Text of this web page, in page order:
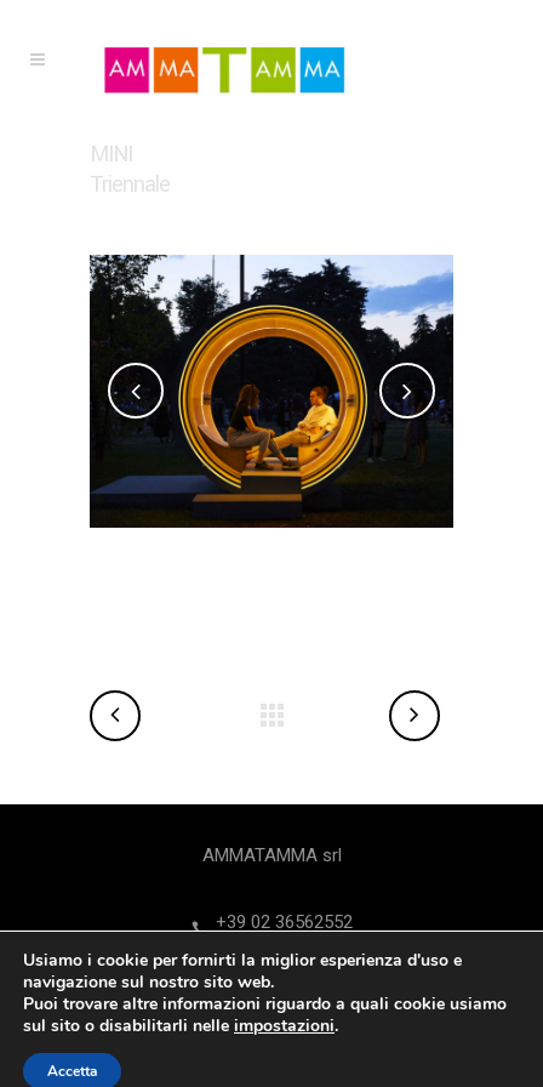
MINI
Triennale
AMMATAMMA srl
+39 02 36562552
Via Federico Confalonieri 9 - 20124 Milano
Usiamo i cookie per fornirti la miglior esperienza d'uso e
navigazione sul nostro sito web.
Puoi trovare altre informazioni riguardo a quali cookie usiamo
sul sito o disabilitarli nelle impostazioni.
Accetta